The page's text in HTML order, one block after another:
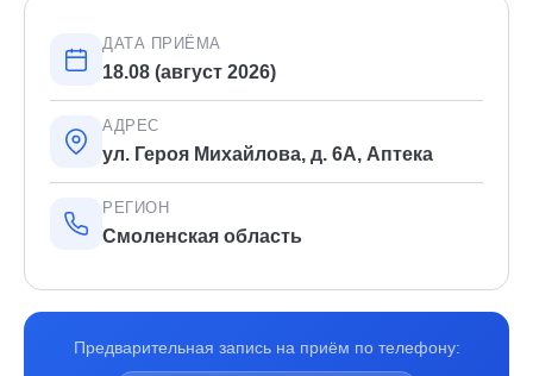
ДАТА ПРИЁМА
18.08 (август 2026)
АДРЕС
ул. Героя Михайлова, д. 6А, Аптека
РЕГИОН
Смоленская область
Предварительная запись на приём по телефону: